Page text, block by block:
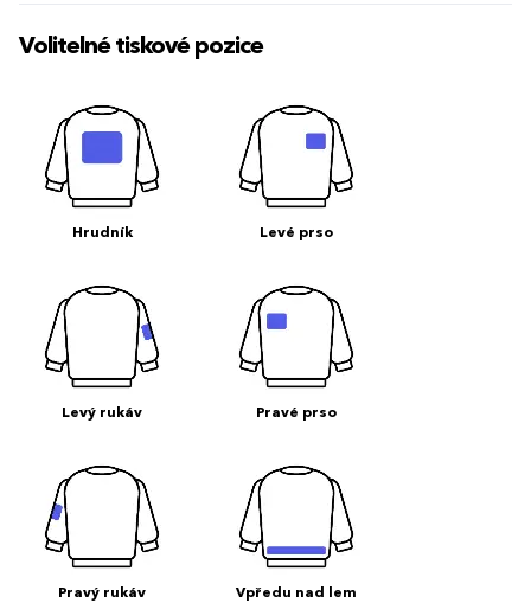
Volitelné tiskové pozice
Hrudník Levé prso
Levý rukáv Pravé prso
Pravý rukáv Vpředu nad lem